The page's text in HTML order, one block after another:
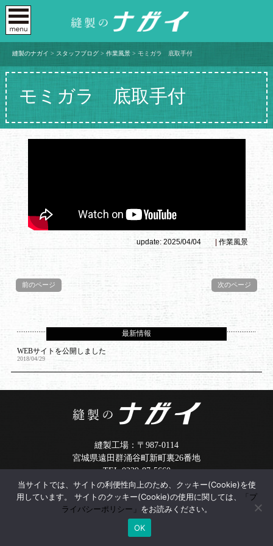
縫製のナガイ > スタッフブログ > 作業風景 > モミガラ 底取手付
モミガラ 底取手付
update: 2025/04/04 |作業風景
前のページ 次のページ
最新情報
WEBサイトを公開しました
2018/04/29
縫製工場：〒987-0114
宮城県遠田群涌谷町新町裏26番地
TEL:0229-87-5660
受付時間：8:00~17:00（土日祝日を除く）
Copyright (C) 縫製のナガイ.All Rights Reserved.
当サイトでは、サイトの利便性向上のため、クッキー(Cookie)を使
用しています。 サイトのクッキー(Cookie)の使用に関しては、
「プ
ライバシーポリシー」 をお読みください。
OK